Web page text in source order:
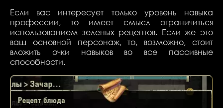
Если вас интересует только уровень навыка
профессии, то имеет смысл ограничиться
использованием зеленых рецептов. Если же это
ваш основной персонаж, то, возможно, стоит
вложить очки навыков во все пассивные
способности.